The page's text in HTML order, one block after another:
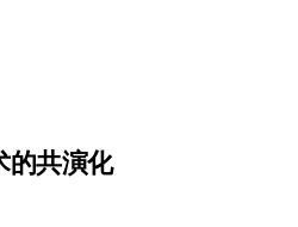
的共演化